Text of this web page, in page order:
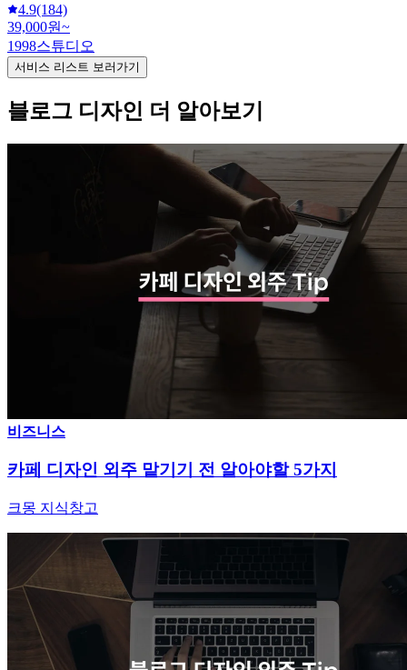
4.9(184)
39,000원~
1998스튜디오
서비스 리스트 보러가기
블로그 디자인 더 알아보기
비즈니스
카페 디자인 외주 맡기기 전 알아야할 5가지
크몽 지식창고